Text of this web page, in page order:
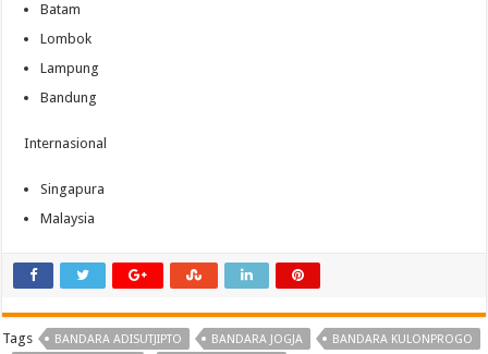
Batam
Lombok
Lampung
Bandung
Internasional
Singapura
Malaysia
Tags BANDARA ADISUTJIPTO BANDARA JOGJA
BANDARA KULONPROGO